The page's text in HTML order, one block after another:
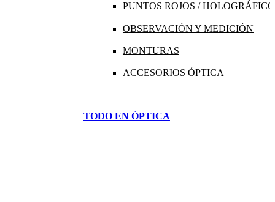
PUNTOS ROJOS /
OBSERVACIÓN Y MEDICIÓN
MONTURAS
ACCESORIOS ÓPTICA
TODO EN ÓPTICA